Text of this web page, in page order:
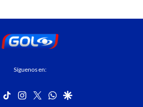
Síguenos en:
facebook
tiktok instagram
twitterwhatsapp
google